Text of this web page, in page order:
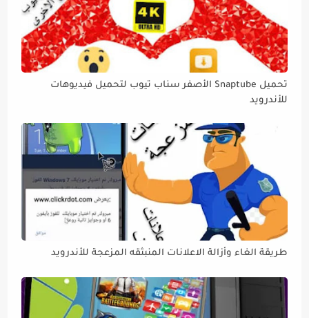
تحميل Snaptube الأصفر سناب تيوب لتحميل فيديوهات
للأندرويد
طريقة الغاء وأزالة الاعلانات المنبثقه المزعجة للأندرويد